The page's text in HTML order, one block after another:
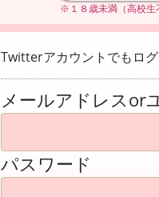
※１８歳未満（高校生
Twitterアカウントでもロ
メールアドレスor
パスワード